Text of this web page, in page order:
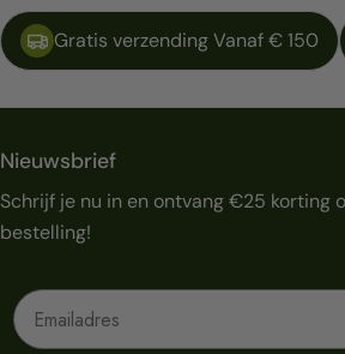
Gratis verzending Vanaf € 150
Nieuwsbrief
Schrijf je nu in en ontvang €25 korting
bestelling!
Emailadres